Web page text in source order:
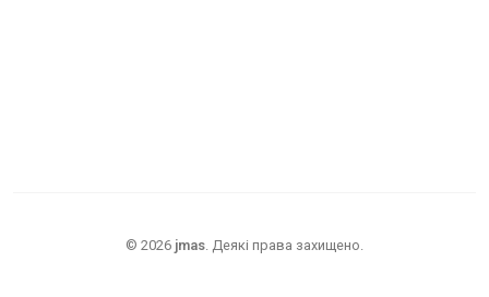
© 2026 jmas. Деякі права захищено.